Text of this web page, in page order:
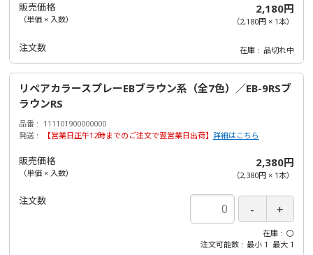
販売価格
（単価 × 入数）
2,180円
（2,180円× 1本）
注文数 在庫 品切れ中
リペアカラースプレーEBブラウン系（全7色）／EB-9RSブ
ラウンRS
品番
111101900000000
発送
【営業日正午12時までのご注文で翌営業日出荷】 詳細はこちら
販売価格
（単価 × 入数）
2,380円
（2,380円× 1本）
注文数
在庫
〇
注文可能数
最小 1 最大 1